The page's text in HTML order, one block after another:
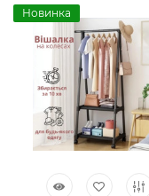
Новинка